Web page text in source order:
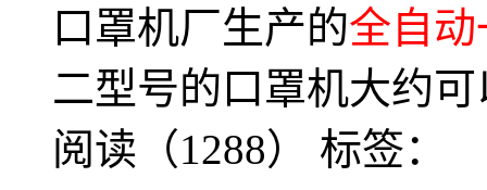
口罩机厂生产的全自
二型号的口罩机大约
阅读（1288） 标签：